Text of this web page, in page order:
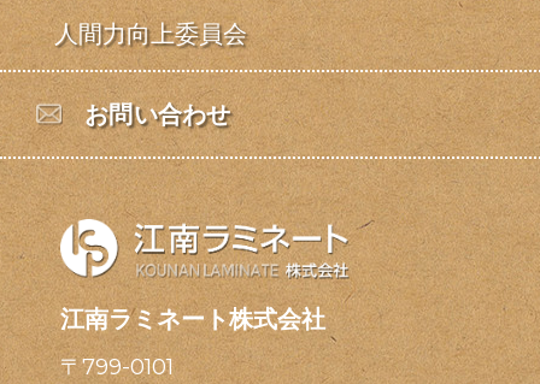
人間力向上委員会
お問い合わせ
江南ラミネート株式会社
〒799-0101